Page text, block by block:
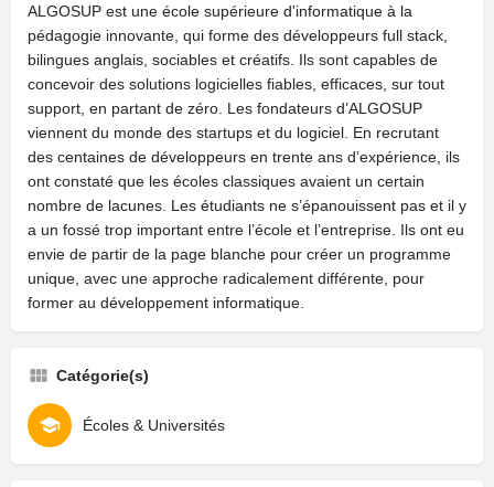
ALGOSUP est une école supérieure d'informatique à la
pédagogie innovante, qui forme des développeurs full stack,
bilingues anglais, sociables et créatifs. Ils sont capables de
concevoir des solutions logicielles fiables, efficaces, sur tout
support, en partant de zéro. Les fondateurs d’ALGOSUP
viennent du monde des startups et du logiciel. En recrutant
des centaines de développeurs en trente ans d’expérience, ils
ont constaté que les écoles classiques avaient un certain
nombre de lacunes. Les étudiants ne s’épanouissent pas et il y
a un fossé trop important entre l’école et l’entreprise. Ils ont eu
envie de partir de la page blanche pour créer un programme
unique, avec une approche radicalement différente, pour
former au développement informatique.
Catégorie(s)
Écoles & Universités